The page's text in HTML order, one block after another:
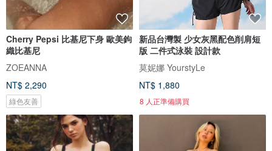
Cherry Pepsi 比基尼下身 歐美鉤
織比基尼
ZOEANNA
NT$ 2,290
綠色友善
新品台灣製 少女灰黑配色削肩短
版 二件式泳裝 設計款
莫妮娜 YourstyLe
NT$ 1,880
8 人正準備購買